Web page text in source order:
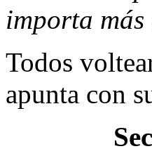
importa
Todos
apunta con